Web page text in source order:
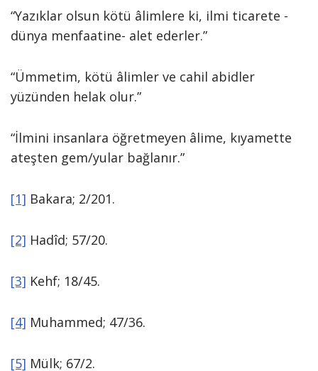
“Yazıklar olsun kötü âlimlere ki, ilmi ticarete -
dünya menfaatine- alet ederler.”
“Ümmetim, kötü âlimler ve cahil abidler
yüzünden helak olur.”
“İlmini insanlara öğretmeyen âlime, kıyamette
ateşten gem/yular bağlanır.”
[1] Bakara; 2/201.
[2] Hadîd; 57/20.
[3] Kehf; 18/45.
[4] Muhammed; 47/36.
[5] Mülk; 67/2.